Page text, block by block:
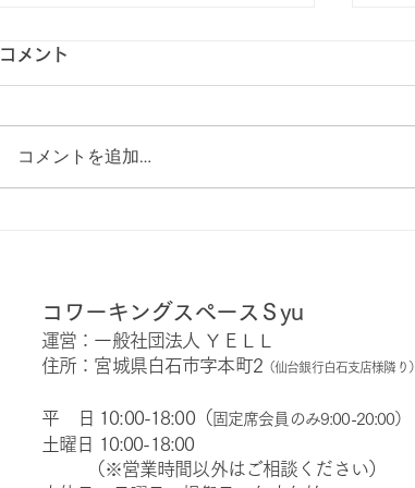
なりました。
コメント
コメントを追加…
コワーキングスペースＳyu
運営：一般社団法人 ＹＥＬＬ
住所：宮城県白石市字本町2（仙台銀行白石支店様隣り）
平 日 10:00-18:00（ 固定席会員のみ9:00-20:00）
土曜日 10:00-18:00
（※営業時間以外はご相談ください）